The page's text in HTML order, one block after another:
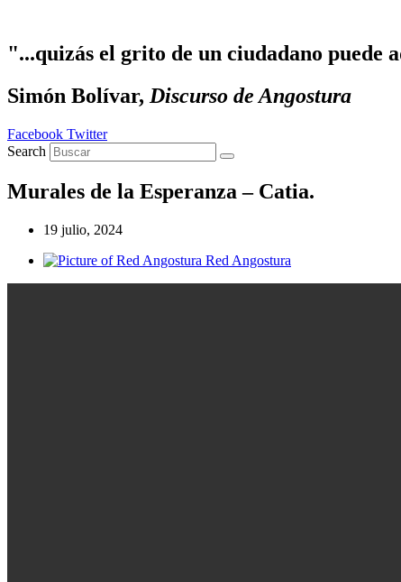
"...quizás el grito de un ciudadano puede
Simón Bolívar, Discurso de Angostura
Facebook Twitter
Search
Murales de la Esperanza – Catia.
19 julio, 2024
Red Angostura